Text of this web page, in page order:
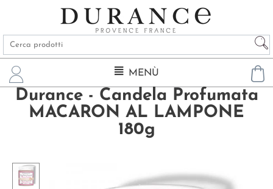
MENÙ
Durance - Candela Profumata
MACARON AL LAMPONE
180g